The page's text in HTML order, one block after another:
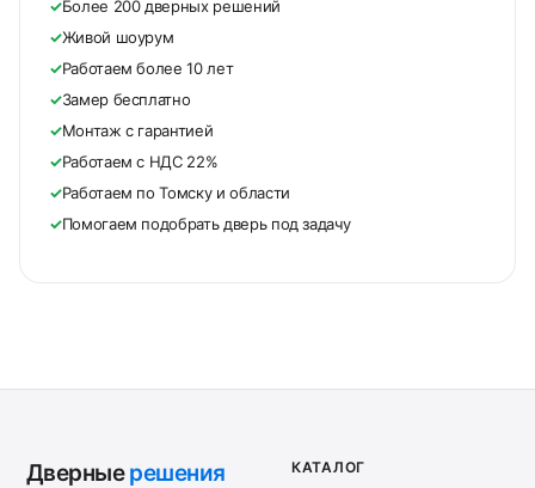
✓Более 200 дверных решений
✓Живой шоурум
✓Работаем более 10 лет
✓Замер бесплатно
✓Монтаж с гарантией
✓Работаем с НДС 22%
✓Работаем по Томску и области
✓Помогаем подобрать дверь под задачу
Дверныерешения КАТАЛОГ